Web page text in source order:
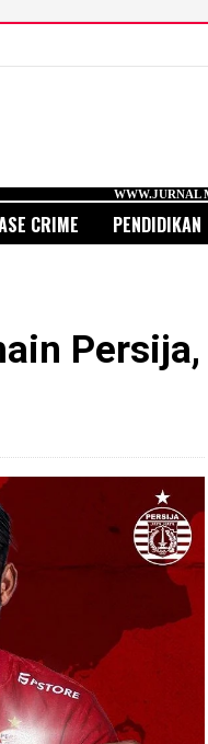
WWW.JURNAL MEDIA
CRIME PENDIDIKAN
Persija,